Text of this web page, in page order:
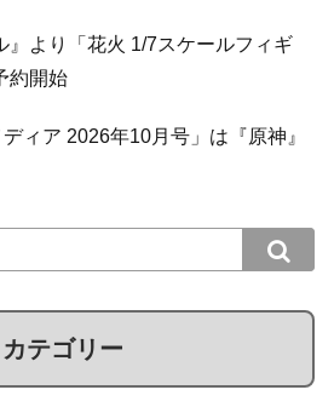
』より「花火 1/7スケールフィギ
約開始
ィア 2026年10月号」は『原神』
カテゴリー